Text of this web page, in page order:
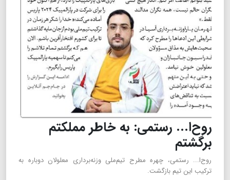
روح‌ا... رستمی: به خاطر مملکتم
برگشتم
روح‌ا... رستمی، چهره مطرح تیم‌ملی وزنه‌برداری معلولان دوباره به
ترکیب این تیم بازگشت.